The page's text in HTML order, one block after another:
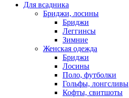
Для всадника
Бриджи, лосины
Бриджи
Леггинсы
Зимние
Женская одежда
Бриджи
Лосины
Поло, футболки
Гольфы, лонгсливы
Кофты, свитшоты